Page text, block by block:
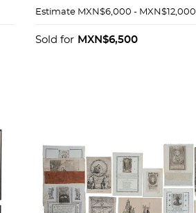
395 x 36 cm. Detalles de
Estimate MXN$6,000 - MXN$12,000
Sold for MXN$6,500